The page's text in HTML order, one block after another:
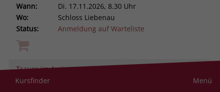
Wann:
Di. 17.11.2026, 8.30 Uhr
Wo:
Schloss Liebenau
Status:
Anmeldung auf Warteliste
Trauer im Autismus-Spektrum verstehen und begleiten
Nr.:
Kursfinder Menü